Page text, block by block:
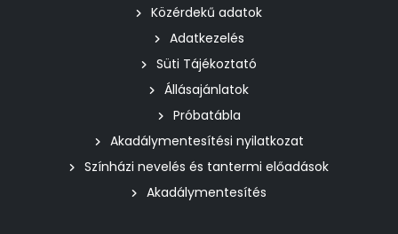
Közérdekű adatok
Adatkezelés
Süti Tájékoztató
Állásajánlatok
Próbatábla
Akadálymentesítési nyilatkozat
Színházi nevelés és tantermi előadások
Akadálymentesítés